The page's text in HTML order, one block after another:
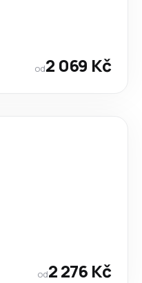
od2 069 Kč
od2 276 Kč